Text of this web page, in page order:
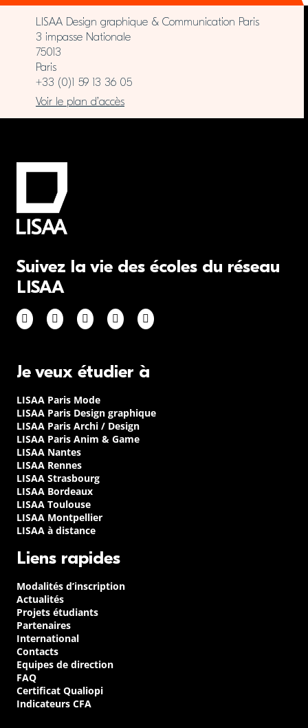
LISAA Design graphique & Communication Paris
3 impasse Nationale
75013
Paris
+33 (0)1 59 13 36 05
Voir le plan d’accès
Suivez la vie des écoles du réseau
LISAA
Je veux étudier à
LISAA Paris Mode
LISAA Paris Design graphique
LISAA Paris Archi / Design
LISAA Paris Anim & Game
LISAA Nantes
LISAA Rennes
LISAA Strasbourg
LISAA Bordeaux
LISAA Toulouse
LISAA Montpellier
LISAA à distance
Liens rapides
Modalités d’inscription
Actualités
Projets étudiants
Partenaires
International
Contacts
Equipes de direction
FAQ
Certificat Qualiopi
Indicateurs CFA